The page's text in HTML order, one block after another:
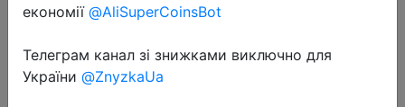
2021-01-14
економії @AliSuperCoinsBot
Телеграм канал зі знижками виключно для
України @ZnyzkaUa